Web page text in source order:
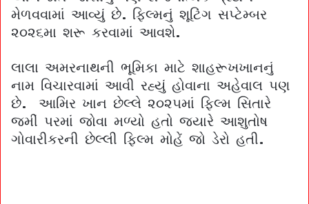
મેળવવામાં આવ્યું છે. ફિલ્મનું શૂટિંગ સપ્ટેમ્બર
૨૦૨૬મા શરૂ કરવામાં આવશે.
લાલા અમરનાથની ભૂમિકા માટે શાહરૂખખાનનું
નામ વિચારવામાં આવી રહ્યું હોવાના અહેવાલ પણ
છે. આમિર ખાન છેલ્લે ૨૦૨૫માં ફિલ્મ સિતારે
જમીં પરમાં જોવા મળ્યો હતો જ્યારે આશુતોષ
ગોવારીકરની છેલ્લી ફિલ્મ મોહેં જો ડેરો હતી.